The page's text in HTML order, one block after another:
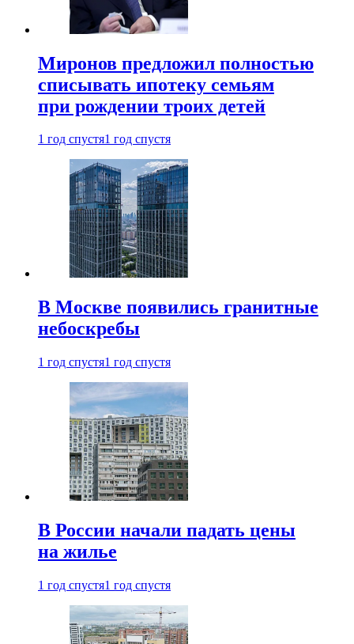
Миронов предложил полностью
списывать ипотеку семьям
при рождении троих детей
1 год спустя1 год спустя
В Москве появились гранитные
небоскребы
1 год спустя1 год спустя
В России начали падать цены
на жилье
1 год спустя1 год спустя